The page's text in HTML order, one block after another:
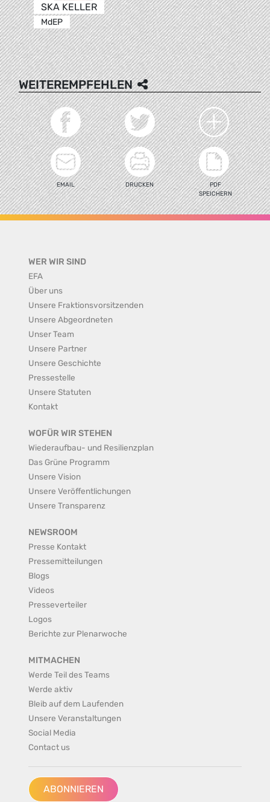
SKA KELLER
MdEP
WEITEREMPFEHLEN
EMAIL DRUCKEN
PDF
SPEICHERN
WER WIR SIND
EFA
Über uns
Unsere Fraktionsvorsitzenden
Unsere Abgeordneten
Unser Team
Unsere Partner
Unsere Geschichte
Pressestelle
Unsere Statuten
Kontakt
WOFÜR WIR STEHEN
Wiederaufbau- und Resilienzplan
Das Grüne Programm
Unsere Vision
Unsere Veröffentlichungen
Unsere Transparenz
NEWSROOM
Presse Kontakt
Pressemitteilungen
Blogs
Videos
Presseverteiler
Logos
Berichte zur Plenarwoche
MITMACHEN
Werde Teil des Teams
Werde aktiv
Bleib auf dem Laufenden
Unsere Veranstaltungen
Social Media
Contact us
ABONNIEREN